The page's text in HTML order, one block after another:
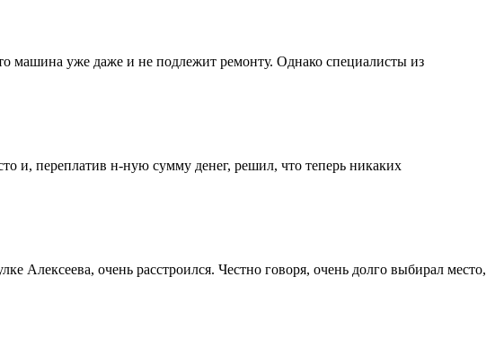
машина уже даже и не подлежит ремонту. Однако специалисты из
и, переплатив н-ную сумму денег, решил, что теперь никаких
Алексеева, очень расстроился. Честно говоря, очень долго выбирал место,